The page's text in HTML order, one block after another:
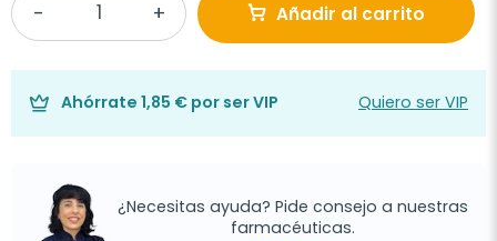
Añadir al carrito
Ahórrate 1,85 € por ser VIP Quiero ser VIP
¿Necesitas ayuda? Pide consejo a nuestras
farmacéuticas.